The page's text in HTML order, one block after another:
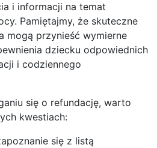
i informacji na temat
Pamiętajmy, że skuteczne
mogą przynieść wymierne
dziecku odpowiednich
i codziennego
się o refundację, warto
kwestiach:
się z listą